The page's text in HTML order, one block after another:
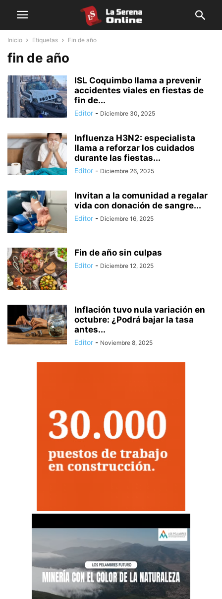
Inicio Etiquetas Fin de año
fin de año
ISL Coquimbo llama a prevenir
accidentes viales en fiestas de
fin de...
Editor - Diciembre 30, 2025
Influenza H3N2: especialista
llama a reforzar los cuidados
durante las fiestas...
Editor - Diciembre 26, 2025
Invitan a la comunidad a regalar
vida con donación de sangre...
Editor - Diciembre 16, 2025
Fin de año sin culpas
Editor - Diciembre 12, 2025
Inflación tuvo nula variación en
octubre: ¿Podrá bajar la tasa
antes...
Editor - Noviembre 8, 2025